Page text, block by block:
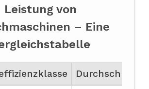
Leistung von
– Eine